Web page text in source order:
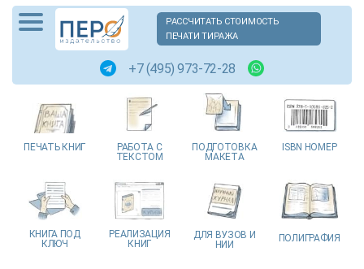
РАССЧИТАТЬ СТОИМОСТЬ
ПЕЧАТИ ТИРАЖА
+7 (495) 973-72-28
ПЕЧАТЬ КНИГ РАБОТА С
ТЕКСТОМ
ПОДГОТОВКА
МАКЕТА
ISBN НОМЕР
КНИГА ПОД
КЛЮЧ
РЕАЛИЗАЦИЯ
КНИГ
ДЛЯ ВУЗОВ И
НИИ
ПОЛИГРАФИЯ